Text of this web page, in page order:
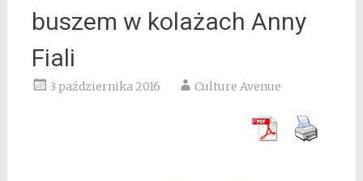
buszem w kolażach Anny
Fiali
3 października 2016 Culture Avenue